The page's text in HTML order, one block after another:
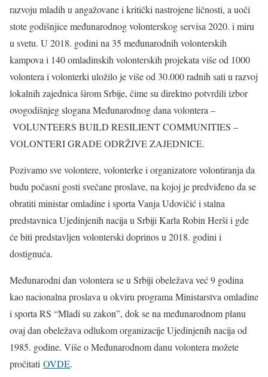
razvoju mladih u angažovane i kritički nastrojene ličnosti, a uoči
stote godišnjice međunarodnog volonterskog servisa 2020. i miru
u svetu. U 2018. godini na 35 međunarodnih volonterskih
kampova i 140 omladinskih volonterskih projekata više od 1000
volontera i volonterki uložilo je više od 30.000 radnih sati u razvoj
lokalnih zajednica širom Srbije, čime su direktno potvrdili izbor
ovogodišnjeg slogana Međunarodnog dana volontera –
VOLUNTEERS BUILD RESILIENT COMMUNITIES –
VOLONTERI GRADE ODRŽIVE ZAJEDNICE.
Pozivamo sve volontere, volonterke i organizatore volontiranja da
budu počasni gosti svečane proslave, na kojoj je predviđeno da se
obratiti ministar omladine i sporta Vanja Udovičić i stalna
predstavnica Ujedinjenih nacija u Srbiji Karla Robin Herši i gde
će biti predstavljen volonterski doprinos u 2018. godini i
dostignuća.
Međunarodni dan volontera se u Srbiji obeležava već 9 godina
kao nacionalna proslava u okviru programa Ministarstva omladine
i sporta RS “Mladi su zakon”, dok se na međunarodnom planu
ovaj dan obeležava odlukom organizacije Ujedinjenih nacija od
1985. godine. Više o Međunarodnom danu volontera možete
pročitati OVDE.